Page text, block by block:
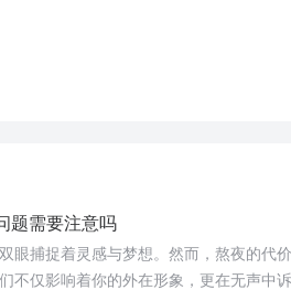
题需要注意吗
眼捕捉着灵感与梦想。然而，熬夜的代价
仅影响着你的外在形象，更在无声中诉